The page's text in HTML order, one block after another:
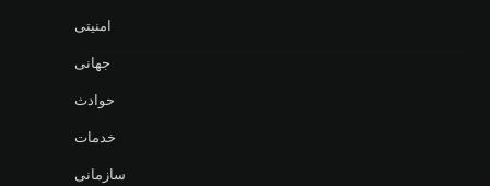
امنیتی
جهانی
حوادث
خدمات
سازمانی